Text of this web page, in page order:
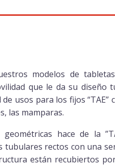
modelos de
que le da su diseño
usos para los fijos
las mamparas.
hace de la
tubulares rectos con una
están recubiertos